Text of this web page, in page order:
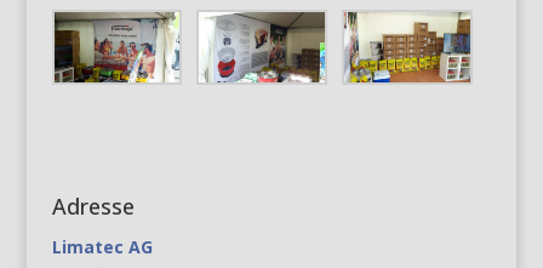
Adresse
Limatec AG